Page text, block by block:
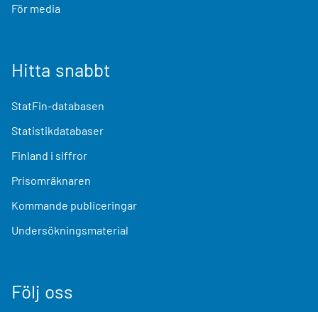
För media
Hitta snabbt
StatFin-databasen
Statistikdatabaser
Finland i siffror
Prisomräknaren
Kommande publiceringar
Undersökningsmaterial
Följ oss